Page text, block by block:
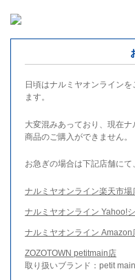
日頃はナルミヤオンライン
ます。
大変混みあっており、現在
商品のご購入ができません。
お急ぎの場合は下記店舗にて
ナルミヤオンライン楽天市場
ナルミヤオンライン Yahoo!
ナルミヤオンライン Amazon
ZOZOTOWN petitmain店
取り扱いブランド：petit